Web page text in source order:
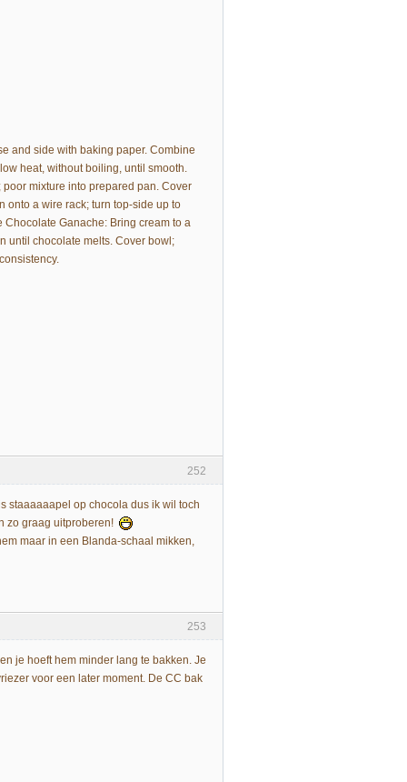
and side with baking paper. Combine
heat, without boiling, until smooth.
mixture into prepared pan. Cover
onto a wire rack; turn top-side up to
Ganache: Bring cream to a
until chocolate melts. Cover bowl;
252
staaaaaapel op chocola dus ik wil toch
zo graag uitproberen!
maar in een Blanda-schaal mikken,
253
je hoeft hem minder lang te bakken. Je
voor een later moment. De CC bak